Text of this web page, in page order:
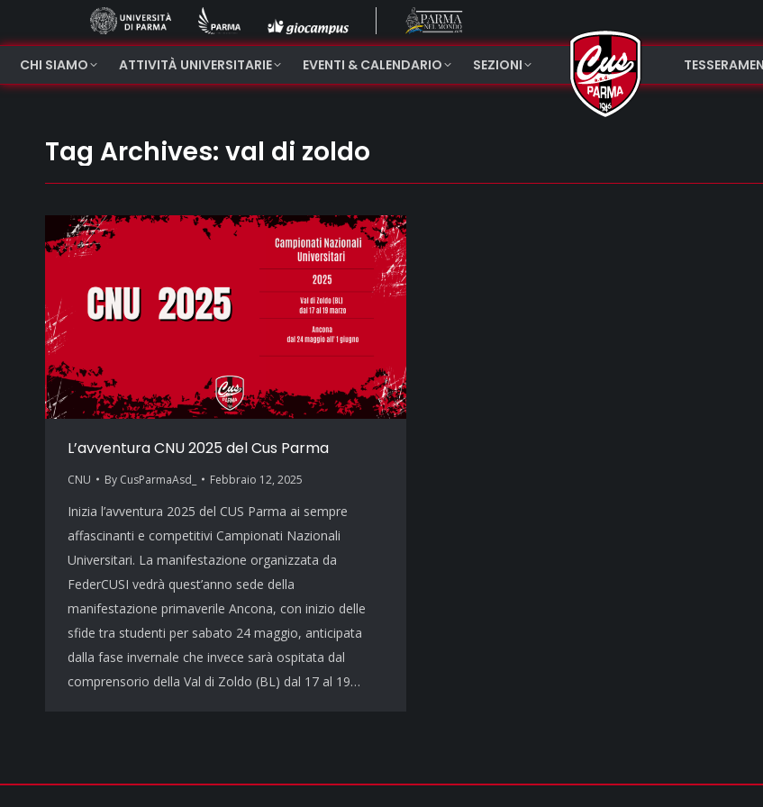
CHI SIAMO ATTIVITÀ UNIVERSITARIE EVENTI & CALENDARIO SEZIONI
Tag Archives: val di zoldo
L’avventura CNU 2025 del Cus Parma
CNU By CusParmaAsd_ Febbraio 12, 2025
Inizia l’avventura 2025 del CUS Parma ai sempre
affascinanti e competitivi Campionati Nazionali
Universitari. La manifestazione organizzata da
FederCUSI vedrà quest’anno sede della
manifestazione primaverile Ancona, con inizio delle
sfide tra studenti per sabato 24 maggio, anticipata
dalla fase invernale che invece sarà ospitata dal
comprensorio della Val di Zoldo (BL) dal 17 al 19…